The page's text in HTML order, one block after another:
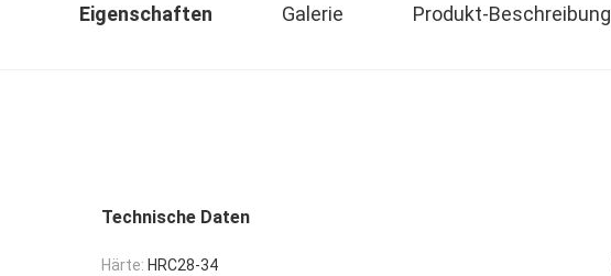
Eigenschaften Galerie Produkt-Beschreibung
Technische Daten
Härte: HRC28-34